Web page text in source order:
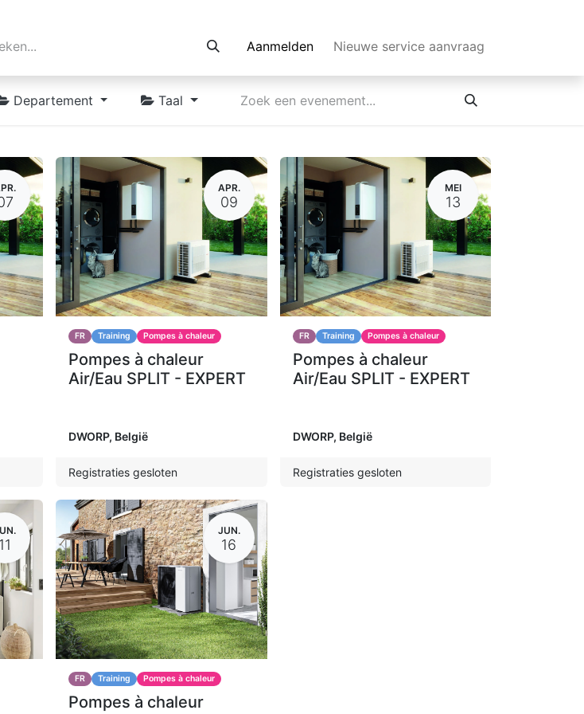
Aanmelden Nieuwe service aanvraag
Departement Taal
APR.
09
FR Training Pompes à chaleur
Pompes à chaleur
Air/Eau SPLIT - EXPERT
DWORP, België
Registraties gesloten
MEI
13
FR Training Pompes à chaleur
Pompes à chaleur
Air/Eau SPLIT - EXPERT
DWORP, België
Registraties gesloten
11
JUN.
16
FR Training Pompes à chaleur
Pompes à chaleur